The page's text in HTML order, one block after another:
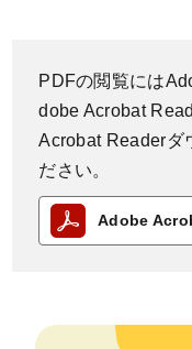
PDFの閲覧には
dobe Acrobat
Acrobat Readerダ
ださい。
Adobe